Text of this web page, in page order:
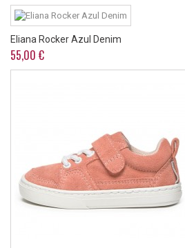
Eliana Rocker Azul Denim
55,00 €